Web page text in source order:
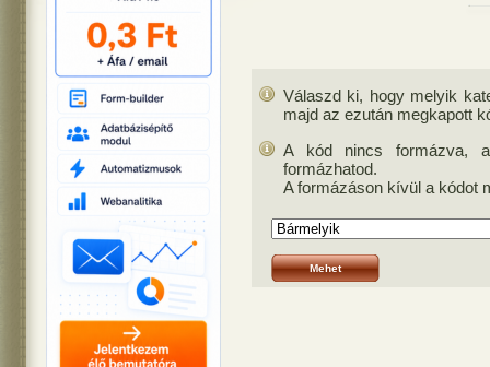
Válaszd ki, hogy melyik
majd az ezután megkapott
A kód nincs formázva, a
formázhatod.
A formázáson kívül a kódot